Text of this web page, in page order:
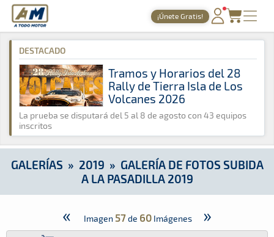
A Todo Motor · Revista del motor desde 1999
¡Únete Gratis!
PORTADA
TIEMPOS ONLINE
NOTICIAS
AGENDA
GALERÍAS
TIENDA
A Todo Motor » Galerías » 2019 » Galería de Fotos Subida a
DESTACADO
Tramos y Horarios del 28
Rally de Tierra Isla de Los
Volcanes 2026
La prueba se disputará del 5 al 8 de agosto con 43 equipos
inscritos
GALERÍAS » 2019 » GALERÍA DE FOTOS SUBIDA
A LA PASADILLA 2019
« Imagen 57de 60 Imágenes »